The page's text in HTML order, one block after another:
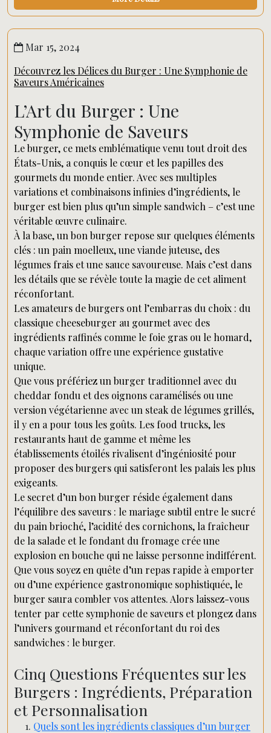
Mar 15, 2024
Découvrez les Délices du Burger : Une Symphonie de
Saveurs Américaines
L’Art du Burger : Une
Symphonie de Saveurs
Le burger, ce mets emblématique venu tout droit des
États-Unis, a conquis le cœur et les papilles des
gourmets du monde entier. Avec ses multiples
variations et combinaisons infinies d’ingrédients, le
burger est bien plus qu’un simple sandwich – c’est une
véritable œuvre culinaire.
À la base, un bon burger repose sur quelques éléments
clés : un pain moelleux, une viande juteuse, des
légumes frais et une sauce savoureuse. Mais c’est dans
les détails que se révèle toute la magie de cet aliment
réconfortant.
Les amateurs de burgers ont l’embarras du choix : du
classique cheeseburger au gourmet avec des
ingrédients raffinés comme le foie gras ou le homard,
chaque variation offre une expérience gustative
unique.
Que vous préfériez un burger traditionnel avec du
cheddar fondu et des oignons caramélisés ou une
version végétarienne avec un steak de légumes grillés,
il y en a pour tous les goûts. Les food trucks, les
restaurants haut de gamme et même les
établissements étoilés rivalisent d’ingéniosité pour
proposer des burgers qui satisferont les palais les plus
exigeants.
Le secret d’un bon burger réside également dans
l’équilibre des saveurs : le mariage subtil entre le sucré
du pain brioché, l’acidité des cornichons, la fraîcheur
de la salade et le fondant du fromage crée une
explosion en bouche qui ne laisse personne indifférent.
Que vous soyez en quête d’un repas rapide à emporter
ou d’une expérience gastronomique sophistiquée, le
burger saura combler vos attentes. Alors laissez-vous
tenter par cette symphonie de saveurs et plongez dans
l’univers gourmand et réconfortant du roi des
sandwiches : le burger.
Cinq Questions Fréquentes sur les
Burgers : Ingrédients, Préparation
et Personnalisation
Quels sont les ingrédients classiques d’un burger